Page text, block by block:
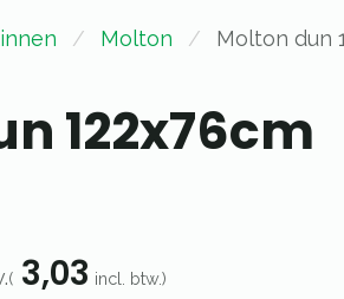
Molton Molton dun
122x76cm
(3,03 incl. btw.)